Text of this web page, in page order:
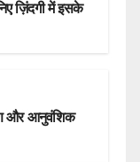
ज़िंदगी में इसके
और आनुवंशिक